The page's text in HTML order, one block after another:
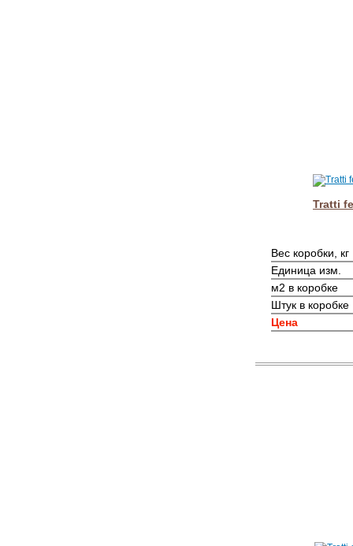
Tratti
Вес коробки, кг
Единица изм.
м2 в коробке
Штук в коробке
Цена